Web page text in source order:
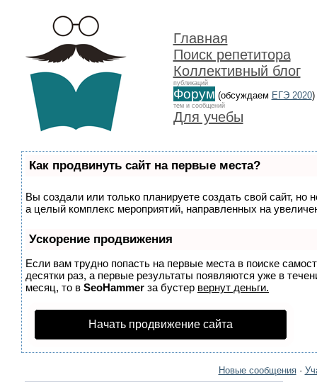
Главная
Поиск репетитора
Коллективный блог
публикаций
Форум (обсуждаем ЕГЭ 2020)
тем и сообщений
Для учебы
Как продвинуть сайт на первые места?
Вы создали или только планируете создать свой сайт, но
а целый комплекс мероприятий, направленных на
Ускорение продвижения
Если вам трудно попасть на первые места в поиске
десятки раз, а первые результаты появляются уже в
месяц, то в SeoHammer за бустер вернут деньги.
Начать продвижение сайта
Новые сообщения·